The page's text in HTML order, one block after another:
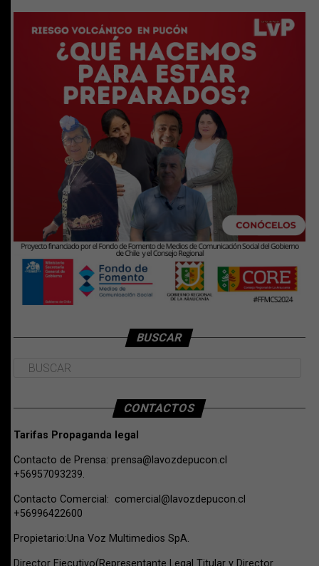
BUSCAR
CONTACTOS
Tarifas Propaganda legal
Contacto de Prensa: prensa@lavozdepucon.cl
+56957093239.
Contacto Comercial: comercial@lavozdepucon.cl
+56996422600
Propietario:Una Voz Multimedios SpA.
Director Ejecutivo(Representante Legal Titular y Director